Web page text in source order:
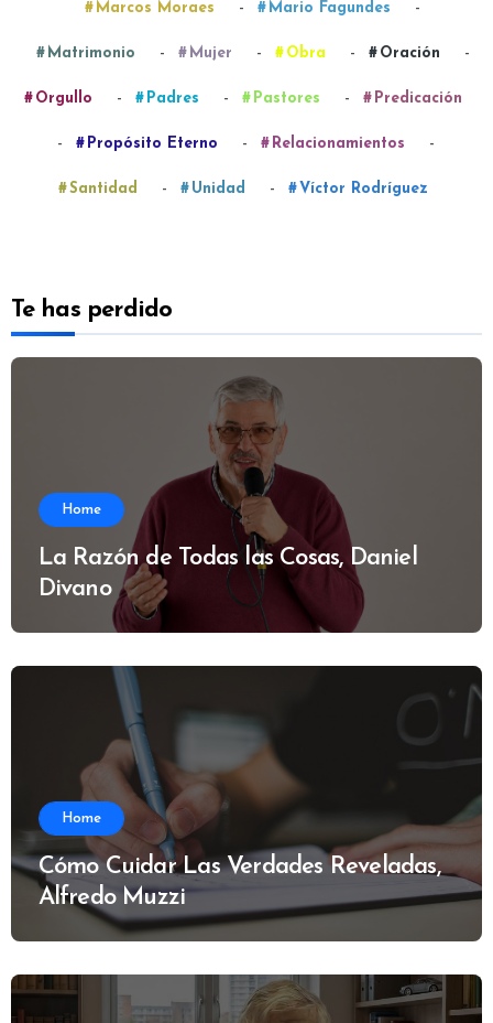
Marcos Moraes - Mario Fagundes -
Matrimonio - Mujer - Obra - Oración -
Orgullo - Padres - Pastores - Predicación
- Propósito Eterno - Relacionamientos -
Santidad - Unidad - Víctor Rodríguez
Te has perdido
Home
La Razón de Todas las Cosas, Daniel
Divano
Home
Cómo Cuidar Las Verdades Reveladas,
Alfredo Muzzi